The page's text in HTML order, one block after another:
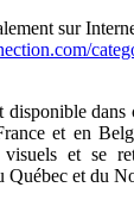
sur
dans
et en
et se
Québec et du